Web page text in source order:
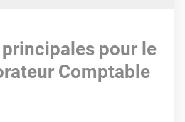
pour le
Comptable